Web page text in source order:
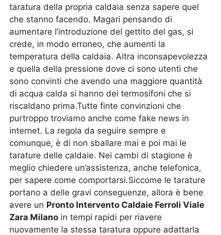
taratura della propria caldaia senza sapere quel
che stanno facendo. Magari pensando di
aumentare l’introduzione del gettito del gas, si
crede, in modo erroneo, che aumenti la
temperatura della caldaia. Altra inconsapevolezza
e quella della pressione dove ci sono utenti che
sono convinti che avendo una maggiore quantità
di acqua calda si hanno dei termosifoni che si
riscaldano prima.Tutte finte convinzioni che
purtroppo troviamo anche come fake news in
internet. La regola da seguire sempre e
comunque, è di non sballare mai e poi mai le
tarature delle caldaie. Nei cambi di stagione è
meglio chiedere un’assistenza, anche telefonica,
per sapere come comportarsi.Siccome le tarature
portano a delle gravi conseguenze, allora è bene
avere un Pronto Intervento Caldaie Ferroli Viale
Zara Milano in tempi rapidi per riavere
nuovamente la stessa taratura oppure adattarla